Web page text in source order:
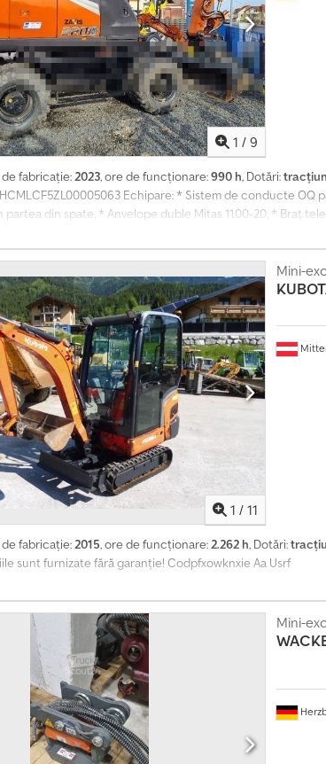
1 / 9
de fabricație:2023, ore de funcționare:990 h, Dotări:
Echipare: * Sistem de conducte
partea din spate, * Anvelope duble Mitas 11.00-20, * Braț
mm, Csdpfx Ajrzm Emoa Usrf inclusiv: * 1 x sistem de
cădere OQ70 și OQ70/55, 180 de grade cu mecanism
OQ70-80 pentru excavatoare cu șenile - Set EVA cu
a unității de schimbare rapidă, inclusiv
pentru presiune înaltă - Set de instrumente speciale:
pivotantă
1 / 11
Mini-
de fabricație:2015, ore de funcționare:2.262 h, Dotări:
sunt furnizate fără garanție! Codpfxowknxie Aa Usrf
Mini-